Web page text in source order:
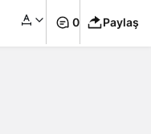
0 Paylaş